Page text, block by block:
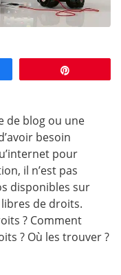
de blog ou une
besoin
pour
il n’est pas
disponibles sur
de droits.
? Comment
? Où les trouver ?